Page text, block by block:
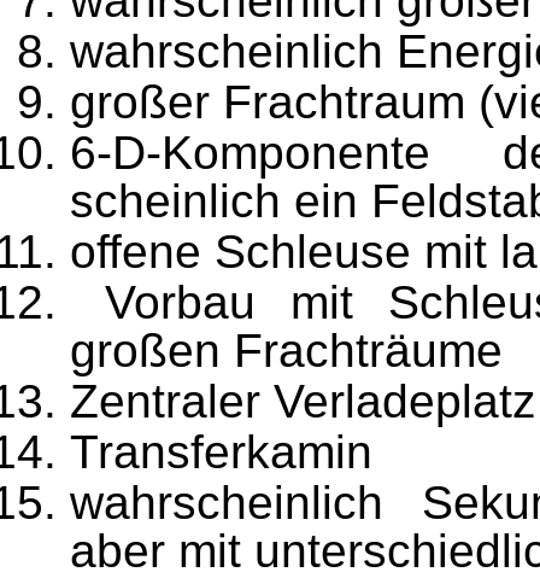
wahrscheinlich
großer Frachtraum
6-D-Komponente
scheinlich ein
offene Schleuse mit
Vorbau mit
großen Frachträume
Zentraler Verladeplatz
Transferkamin
wahrscheinlich
aber mit